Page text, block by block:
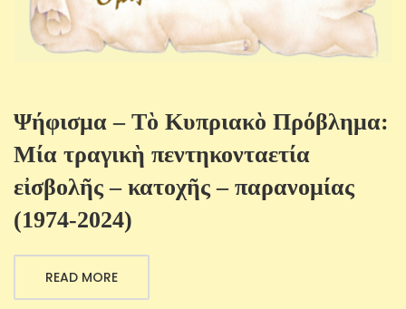
Ψήφισμα – Τὸ Κυπριακὸ Πρόβλημα:
Μία τραγικὴ πεντηκονταετία
εἰσβολῆς – κατοχῆς – παρανομίας
(1974-2024)
READ MORE